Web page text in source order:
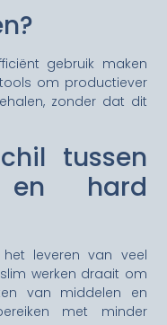
gebruik maken
om productiever
zonder dat dit
tussen
hard
leveren van veel
werken draait om
van middelen en
met minder